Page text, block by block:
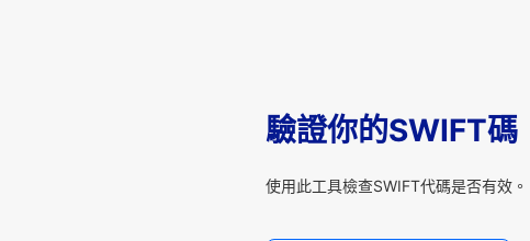
驗證你的SWIFT碼
使用此工具檢查SWIFT代碼是否有效。